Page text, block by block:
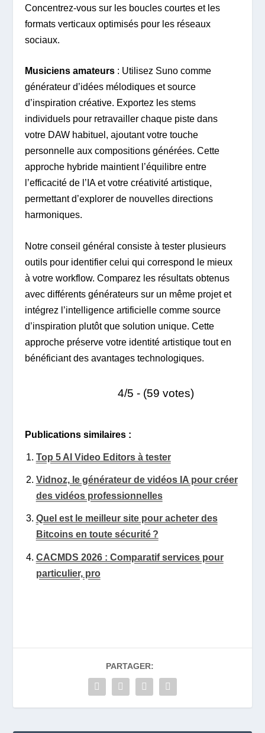
Concentrez-vous sur les boucles courtes et les
formats verticaux optimisés pour les réseaux
sociaux.
Musiciens amateurs : Utilisez Suno comme
générateur d’idées mélodiques et source
d’inspiration créative. Exportez les stems
individuels pour retravailler chaque piste dans
votre DAW habituel, ajoutant votre touche
personnelle aux compositions générées. Cette
approche hybride maintient l’équilibre entre
l’efficacité de l’IA et votre créativité artistique,
permettant d’explorer de nouvelles directions
harmoniques.
Notre conseil général consiste à tester plusieurs
outils pour identifier celui qui correspond le mieux
à votre workflow. Comparez les résultats obtenus
avec différents générateurs sur un même projet et
intégrez l’intelligence artificielle comme source
d’inspiration plutôt que solution unique. Cette
approche préserve votre identité artistique tout en
bénéficiant des avantages technologiques.
4/5 - (59 votes)
Publications similaires :
Top 5 AI Video Editors à tester
Vidnoz, le générateur de vidéos IA pour créer
des vidéos professionnelles
Quel est le meilleur site pour acheter des
Bitcoins en toute sécurité ?
CACMDS 2026 : Comparatif services pour
particulier, pro
PARTAGER: